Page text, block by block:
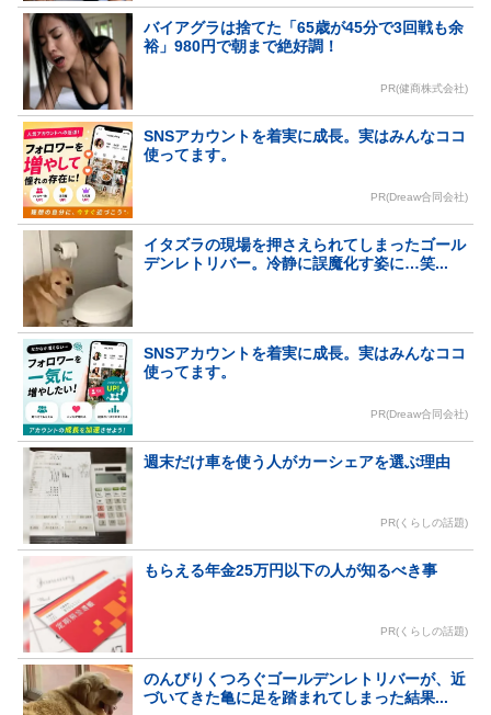
バイアグラは捨てた「65歳が45分で3回戦も余
裕」980円で朝まで絶好調！
PR(健商株式会社)
SNSアカウントを着実に成長。実はみんなココ
使ってます。
PR(Dreaw合同会社)
イタズラの現場を押さえられてしまったゴール
デンレトリバー。冷静に誤魔化す姿に…笑...
SNSアカウントを着実に成長。実はみんなココ
使ってます。
PR(Dreaw合同会社)
週末だけ車を使う人がカーシェアを選ぶ理由
PR(くらしの話題)
もらえる年金25万円以下の人が知るべき事
PR(くらしの話題)
のんびりくつろぐゴールデンレトリバーが、近
づいてきた亀に足を踏まれてしまった結果...